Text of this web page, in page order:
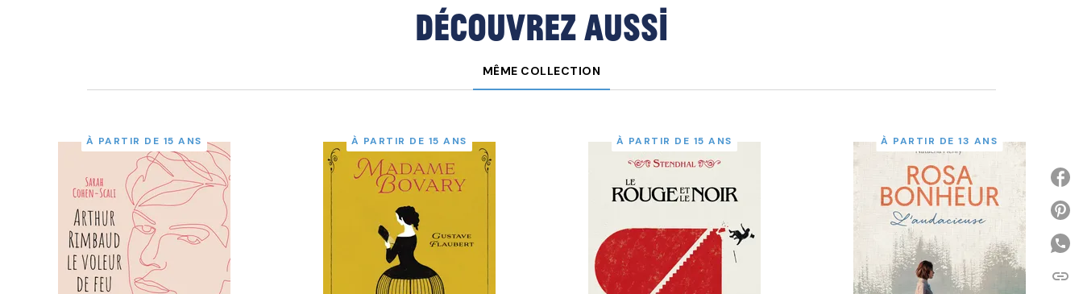
Découvrez aussi
MÊME COLLECTION
À PARTIR DE 15 ANS À PARTIR DE 15 ANS À PARTIR DE 15 ANS À PARTIR DE 13 ANS
link